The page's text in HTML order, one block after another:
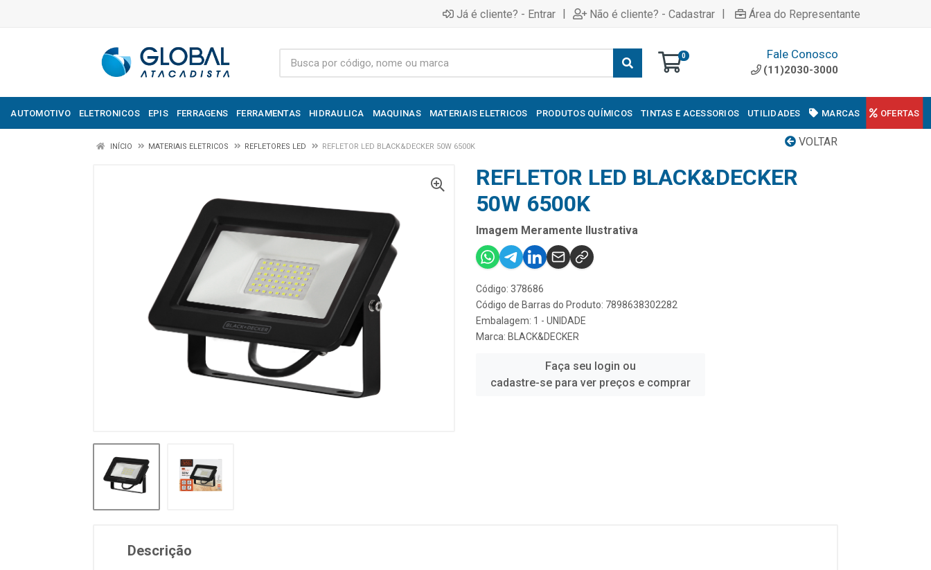
Já é cliente? - Entrar | Não é cliente? - Cadastrar | Área do Representante
0 Fale Conosco
(11)2030-3000
AUTOMOTIVO ELETRONICOS EPIS FERRAGENS FERRAMENTAS HIDRAULICA MAQUINAS MATERIAIS ELETRICOS PRODUTOS QUÍMICOS TINTAS E ACESSORIOS UTILIDADES MARCAS OFERTAS
VOLTAR
INÍCIO MATERIAIS ELETRICOS REFLETORES LED REFLETOR LED BLACK&DECKER 50W 6500K
REFLETOR LED BLACK&DECKER
50W 6500K
Imagem Meramente Ilustrativa
Código: 378686
Código de Barras do Produto: 7898638302282
Embalagem: 1 - UNIDADE
Marca: BLACK&DECKER
Faça seu login ou
cadastre-se para ver preços e comprar
Descrição